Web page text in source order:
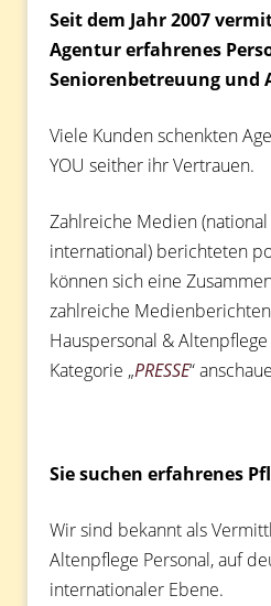
Seit dem Jahr 2007
Agentur erfahrenes
Seniorenbetreuung und
Viele Kunden schenkten
YOU seither ihr Vertrauen.
Zahlreiche Medien
international) berichteten
können sich eine
zahlreiche
Hauspersonal &
Kategorie „PRESSE“
Sie suchen erfahrenes
Wir sind bekannt als
Altenpflege Personal, auf
internationaler Ebene.